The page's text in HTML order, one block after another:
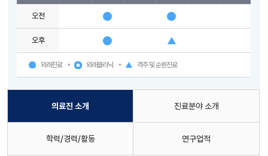
오전
오후
외래진료 외래클리닉 격주 및 순환진료
의료진 소개 진료분야 소개
학력/경력/활동 연구업적